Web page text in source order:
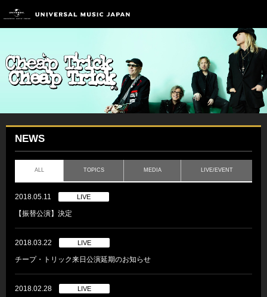
NEWS
ALL TOPICS MEDIA LIVE/EVENT
2018.05.11 LIVE
【振替公演】決定
2018.03.22 LIVE
チープ・トリック来日公演延期のお知らせ
2018.02.28 LIVE